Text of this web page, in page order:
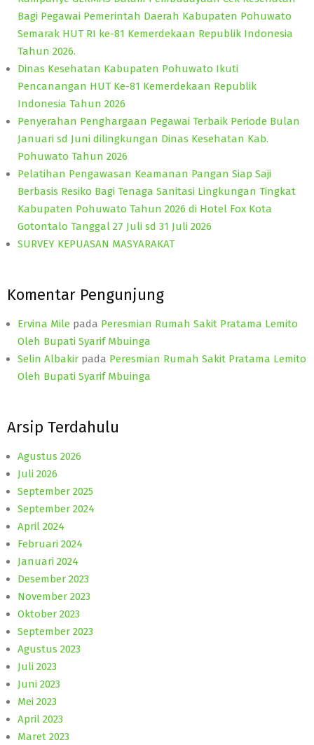
Bagi Pegawai Pemerintah Daerah Kabupaten Pohuwato
Semarak HUT RI ke-81 Kemerdekaan Republik Indonesia
Tahun 2026.
Dinas Kesehatan Kabupaten Pohuwato Ikuti
Pencanangan HUT Ke-81 Kemerdekaan Republik
Indonesia Tahun 2026
Penyerahan Penghargaan Pegawai Terbaik Periode Bulan
Januari sd Juni dilingkungan Dinas Kesehatan Kab.
Pohuwato Tahun 2026
Pelatihan Pengawasan Keamanan Pangan Siap Saji
Berbasis Resiko Bagi Tenaga Sanitasi Lingkungan Tingkat
Kabupaten Pohuwato Tahun 2026 di Hotel Fox Kota
Gotontalo Tanggal 27 Juli sd 31 Juli 2026
SURVEY KEPUASAN MASYARAKAT
Komentar Pengunjung
Ervina Mile pada Peresmian Rumah Sakit Pratama Lemito
Oleh Bupati Syarif Mbuinga
Selin Albakir pada Peresmian Rumah Sakit Pratama Lemito
Oleh Bupati Syarif Mbuinga
Arsip Terdahulu
Agustus 2026
Juli 2026
September 2025
September 2024
April 2024
Februari 2024
Januari 2024
Desember 2023
November 2023
Oktober 2023
September 2023
Agustus 2023
Juli 2023
Juni 2023
Mei 2023
April 2023
Maret 2023